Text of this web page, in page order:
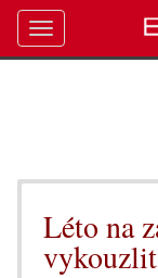
Léto na
Toggle
navigation